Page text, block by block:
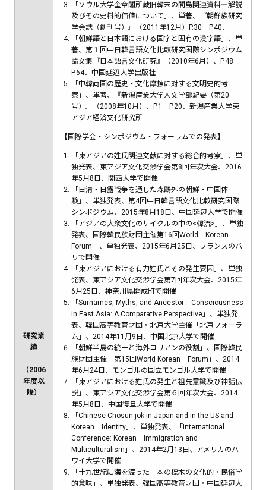
研究業
績
（2006
年度以
降）
「ソウル大学奎章閣所蔵旧韓末の間島関連資料―解説
及びその史料的価値について」、単著、『朝鮮族研究
学会誌（創刊号）』（2011年12月）P.30－P.40．
「朝鮮語と日本語における国字と固有の漢字語」、単
著、第１回中日韓言語文化比較研究国際シンポジウム
論文集『日本語言文化研究』（2010年6月）、P.48－
P.64．中国延辺大学出版社
「中韓両国の歴史・文化摩擦に対する文明史的考
察」、単著、『新潟産業大学人文学部紀要（第20
号）』（2008年10月）、P.1－P.20．新潟産業大学東
アジア経済文化研究所
【国際学会・シンポジウム・フォーラムでの発表】
「東アジアの姓氏関連文献に対する総合的考察」、単
独発表、東アジア文化交渉学会第8回年次大会、2016
年5月8日、関西大学で開催
「日清・日露戦争を通した森鷗外の朝鮮・中国体
験」、単独発表、第4回中日韓言語文化比較研究国際
シンポジウム、2015年8月18日、中国延辺大学で開催
「アジアの大衆文化のサイクルの中の<韓流>」、単独
発表、国際韓民族財団主催第16回World Korean
Forum」、単独発表、2015年6月25日、フランスのパ
リで開催
「東アジアにおける有力姓氏とその発生要因」、単独
発表、東アジア文化交渉学会第7回年次大会、2015年
6月25日、神奈川県開成町で開催
「Surnames, Myths, and Ancestor Consciousness
in East Asia: A Comparative Perspective」、単独発
表、韓国高等教育財団・北京大学主催「北京フォーラ
ム」、2014年11月9日、中国北京大学で開催
「朝鮮半島の統一と海外コリアンの役割」、国際韓民
族財団主催「第15回World Korean Forum」、2014
年6月24日、モンゴルの国立モンゴル大学で開催
「東アジアにおける姓氏の発生と祖先意識及び神話伝
説」、東アジア文化交渉学会第６回年次大会、2014
年5月8日、中国復旦大学で開催
「Chinese Chosun-jok in Japan and in the US and
Korean Identity」、単独発表、「International
Conference: Korean Immigration and
Multiculturalism」、2014年2月13日、アメリカのハ
ワイ大学で開催
「十九世紀に海を渡った一本の標木の文化的・民俗学
的意味」、単独発表、韓国高等教育財団・中国延辺大